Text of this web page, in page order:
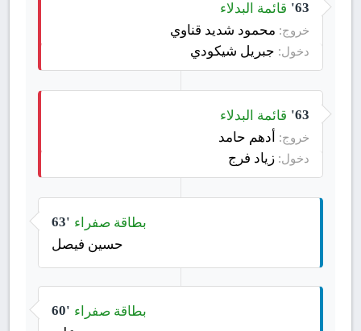
63' قائمة البدلاء
خروج: محمود شديد قناوي
دخول: جبريل شيكودي
63' قائمة البدلاء
خروج: أدهم حامد
دخول: زياد فرج
63' بطاقة صفراء
حسين فيصل
60' بطاقة صفراء